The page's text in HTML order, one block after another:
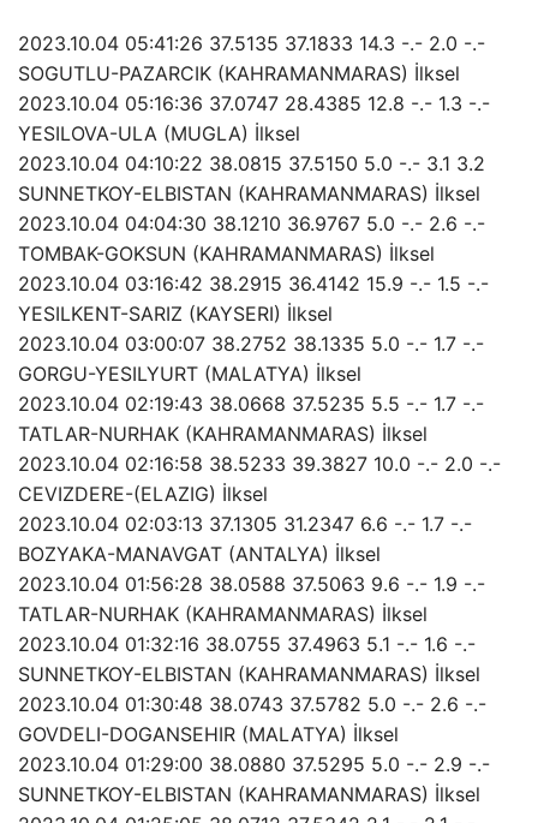
2023.10.04 05:41:26 37.5135 37.1833 14.3 -.- 2.0 -.-
SOGUTLU-PAZARCIK (KAHRAMANMARAS) İlksel
2023.10.04 05:16:36 37.0747 28.4385 12.8 -.- 1.3 -.-
YESILOVA-ULA (MUGLA) İlksel
2023.10.04 04:10:22 38.0815 37.5150 5.0 -.- 3.1 3.2
SUNNETKOY-ELBISTAN (KAHRAMANMARAS) İlksel
2023.10.04 04:04:30 38.1210 36.9767 5.0 -.- 2.6 -.-
TOMBAK-GOKSUN (KAHRAMANMARAS) İlksel
2023.10.04 03:16:42 38.2915 36.4142 15.9 -.- 1.5 -.-
YESILKENT-SARIZ (KAYSERI) İlksel
2023.10.04 03:00:07 38.2752 38.1335 5.0 -.- 1.7 -.-
GORGU-YESILYURT (MALATYA) İlksel
2023.10.04 02:19:43 38.0668 37.5235 5.5 -.- 1.7 -.-
TATLAR-NURHAK (KAHRAMANMARAS) İlksel
2023.10.04 02:16:58 38.5233 39.3827 10.0 -.- 2.0 -.-
CEVIZDERE-(ELAZIG) İlksel
2023.10.04 02:03:13 37.1305 31.2347 6.6 -.- 1.7 -.-
BOZYAKA-MANAVGAT (ANTALYA) İlksel
2023.10.04 01:56:28 38.0588 37.5063 9.6 -.- 1.9 -.-
TATLAR-NURHAK (KAHRAMANMARAS) İlksel
2023.10.04 01:32:16 38.0755 37.4963 5.1 -.- 1.6 -.-
SUNNETKOY-ELBISTAN (KAHRAMANMARAS) İlksel
2023.10.04 01:30:48 38.0743 37.5782 5.0 -.- 2.6 -.-
GOVDELI-DOGANSEHIR (MALATYA) İlksel
2023.10.04 01:29:00 38.0880 37.5295 5.0 -.- 2.9 -.-
SUNNETKOY-ELBISTAN (KAHRAMANMARAS) İlksel